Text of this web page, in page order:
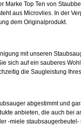
Marke Top Ten von
aus Microvlies. In der
dem Originalprodukt.
mit unseren
sich auf ein sauberes
die Saugleistung
abgestimmt und
anbieten, die auch bei
-miele